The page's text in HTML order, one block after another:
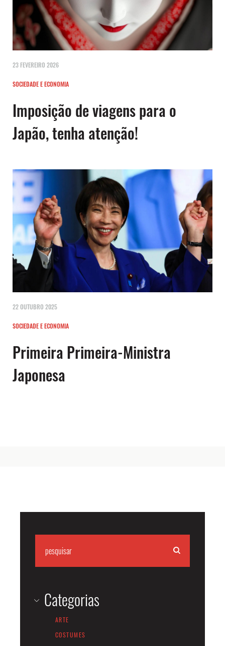
23 FEVEREIRO 2026
SOCIEDADE E ECONOMIA
Imposição de viagens para o
Japão, tenha atenção!
22 OUTUBRO 2025
SOCIEDADE E ECONOMIA
Primeira Primeira-Ministra
Japonesa
Categorias
ARTE
COSTUMES